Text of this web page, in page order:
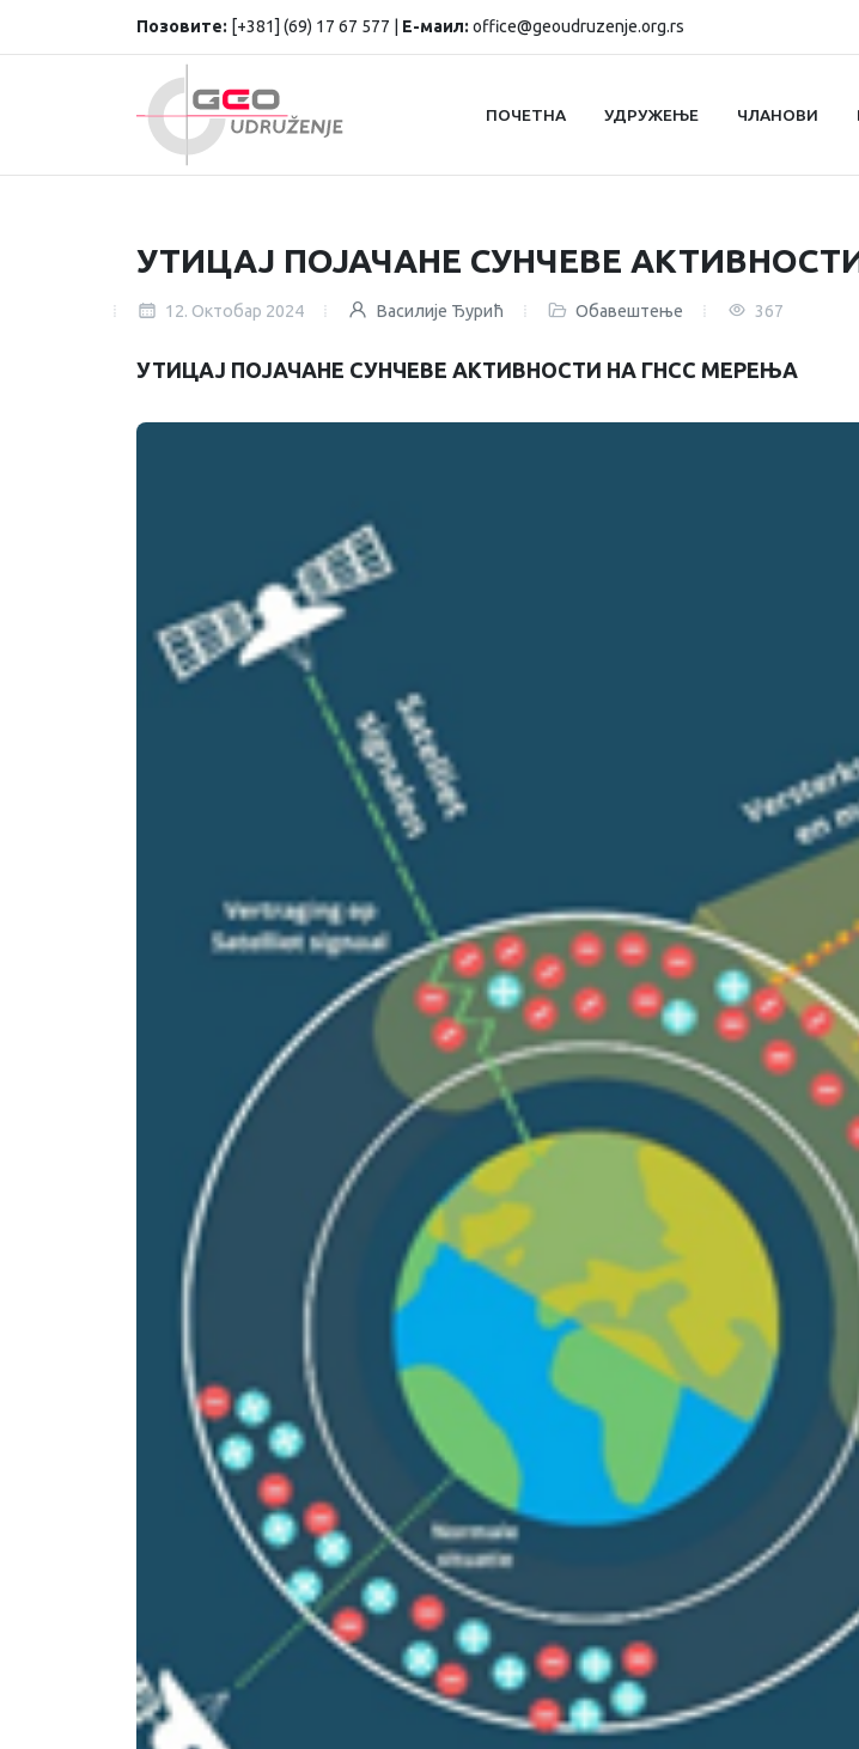
Позовите: [+381] (69) 17 67 577 | Е-маил: office@geoudruzenje.org.rs
ПОЧЕТНА УДРУЖЕЊЕ ЧЛАНОВИ
УТИЦАЈ ПОЈАЧАНЕ СУНЧЕВЕ
12. Октобар 2024 Василије Ђурић Обавештење 367
УТИЦАЈ ПОЈАЧАНЕ СУНЧЕВЕ АКТИВНОСТИ НА ГНСС МЕРЕЊА